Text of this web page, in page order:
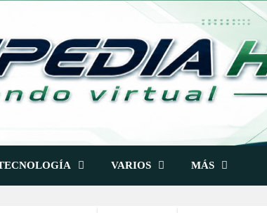
VARIOS MÁS